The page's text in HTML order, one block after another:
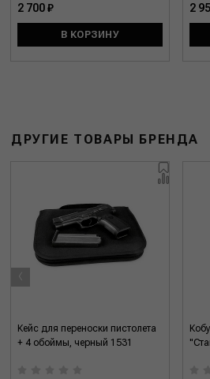
2 700 ₽
В КОРЗИНУ
2
ДРУГИЕ ТОВАРЫ БРЕНДА
Кейс для переноски пистолета
+ 4 обоймы, черный 1531
‹